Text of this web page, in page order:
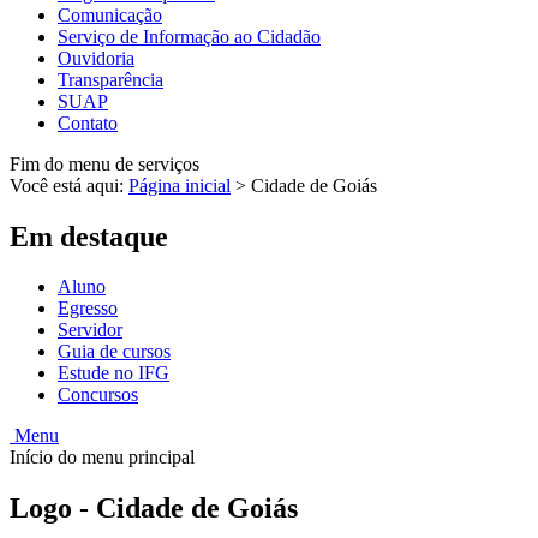
Comunicação
Serviço de Informação ao Cidadão
Ouvidoria
Transparência
SUAP
Contato
Fim do menu de serviços
Você está aqui: Página inicial > Cidade de Goiás
Em destaque
Aluno
Egresso
Servidor
Guia de cursos
Estude no IFG
Concursos
Menu
Início do menu principal
Logo - Cidade de Goiás